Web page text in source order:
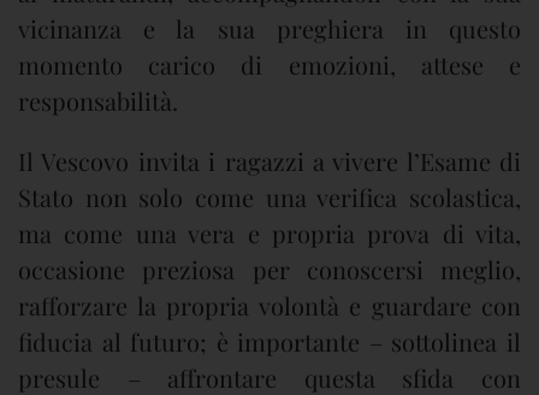
vicinanza e la sua preghiera in questo
momento carico di emozioni, attese e
responsabilità.
Il Vescovo invita i ragazzi a vivere l’Esame di
Stato non solo come una verifica scolastica,
ma come una vera e propria prova di vita,
occasione preziosa per conoscersi meglio,
rafforzare la propria volontà e guardare con
fiducia al futuro; è importante – sottolinea il
presule – affrontare questa sfida con